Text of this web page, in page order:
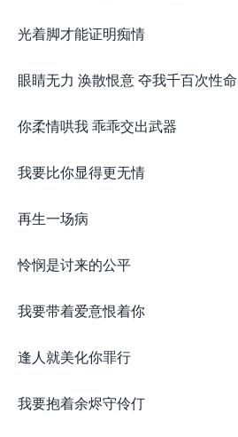
光着脚才能证明痴情
眼睛无力 涣散恨意 夺我千百次性命
你柔情哄我 乖乖交出武器
我要比你显得更无情
再生一场病
怜悯是讨来的公平
我要带着爱意恨着你
逢人就美化你罪行
我要抱着余烬守伶仃